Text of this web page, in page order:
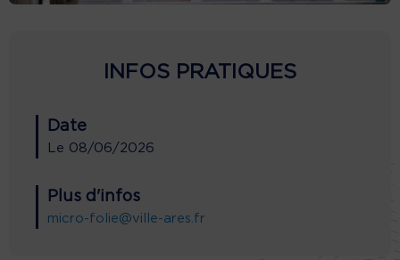
INFOS PRATIQUES
Date
Le 08/06/2026
Plus d'infos
micro-folie@ville-ares.fr